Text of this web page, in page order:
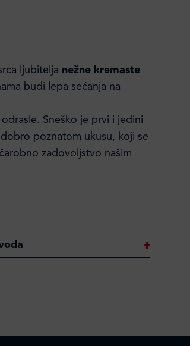
ljubitelja nežne kremaste
budi lepa sećanja na
Sneško je prvi i jedini
poznatom ukusu, koji se
zadovoljstvo našim